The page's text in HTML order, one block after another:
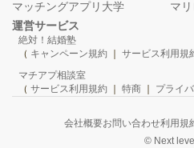
2026年8月7日
2026年8月7日
2026年8月7日
マッチングアプリ大学
マ
運営サービス
絶対！結婚塾
（ キャンペーン規約 サービス利用規
マチアプ相談室
（ サービス利用規約 特商 プライ
© Next
会社概要お問い合わせ利用規